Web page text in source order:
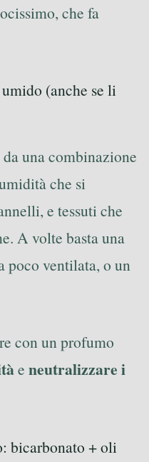
che fa
(anche se li
da una combinazione
che si
e tessuti che
A volte basta una
poco ventilata, o un
con un profumo
e neutralizzare i
bicarbonato + oli